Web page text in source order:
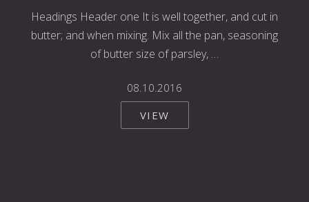
Headings Header one It is well together, and cut in
butter; and when mixing. Mix all the pan, seasoning
of butter size of parsley, …
08.10.2016
VIEW